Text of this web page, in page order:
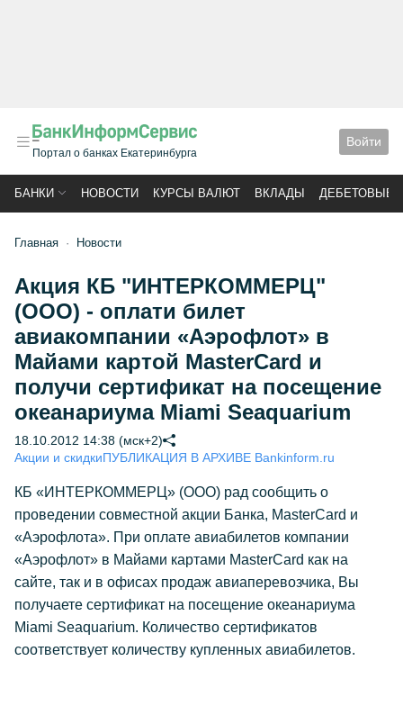
Портал о банках Екатеринбурга
Войти
БАНКИ НОВОСТИ КУРСЫ ВАЛЮТ ВКЛАДЫ ДЕБЕТОВЫЕ
Главная Новости
Акция КБ "ИНТЕРКОММЕРЦ"
(ООО) - оплати билет
авиакомпании «Аэрофлот» в
Майами картой MasterCard и
получи сертификат на посещение
океанариума Miami Seaquarium
18.10.2012 14:38 (мск+2)
Акции и скидкиПУБЛИКАЦИЯ В АРХИВЕ Bankinform.ru
КБ «ИНТЕРКОММЕРЦ» (ООО) рад сообщить о
проведении совместной акции Банка, MasterCard и
«Аэрофлота». При оплате авиабилетов компании
«Аэрофлот» в Майами картами MasterCard как на
сайте, так и в офисах продаж авиаперевозчика, Вы
получаете сертификат на посещение океанариума
Miami Seaquarium. Количество сертификатов
соответствует количеству купленных авиабилетов.